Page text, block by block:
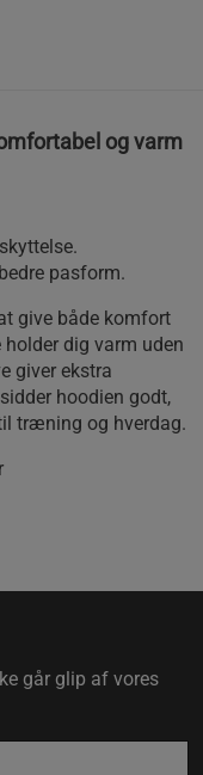
og varm
pasform.
give både komfort
dig varm uden
giver ekstra
hoodien godt,
træning og hverdag.
går glip af vores